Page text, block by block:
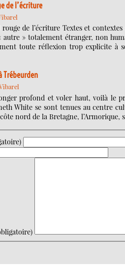
de l’écriture
de l’écriture Textes et
autre » totalement étranger, non
toute réflexion trop explicite
Trébeurden
profond et voler haut, voilà le
White se sont tenues au centre
nord de la Bretagne,